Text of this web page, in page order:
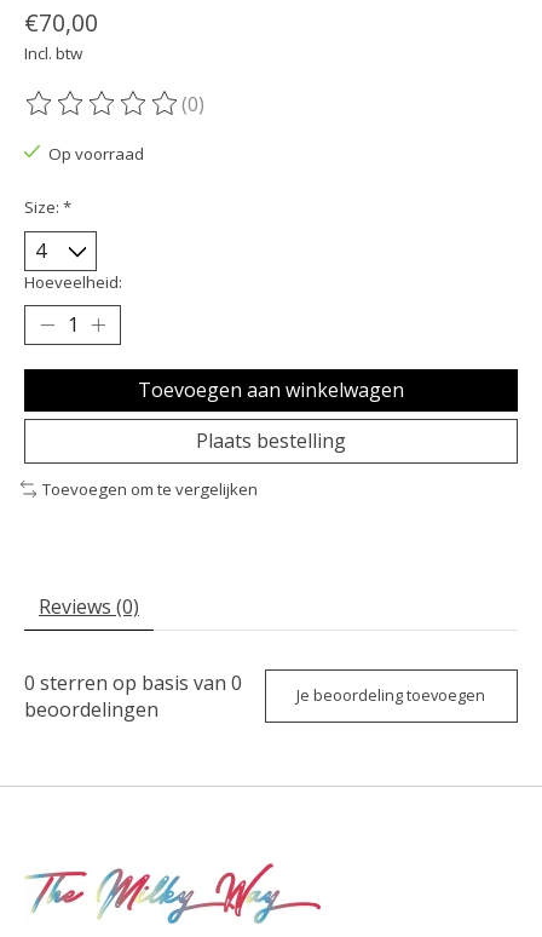
€70,00
Incl. btw
De beoordeling van dit product is
(0)
Op voorraad
Size: *
Hoeveelheid:
Toevoegen aan winkelwagen
Plaats bestelling
Toevoegen om te vergelijken
Reviews (0)
0 sterren op basis van 0
beoordelingen
Je beoordeling toevoegen